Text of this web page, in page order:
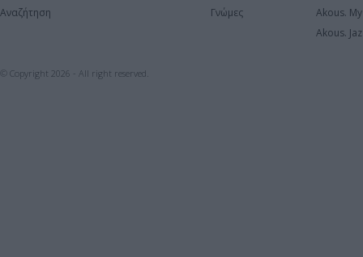
Αναζήτηση
Γνώμες
Akous.
Akous.
© Copyright 2026 - All right reserved.